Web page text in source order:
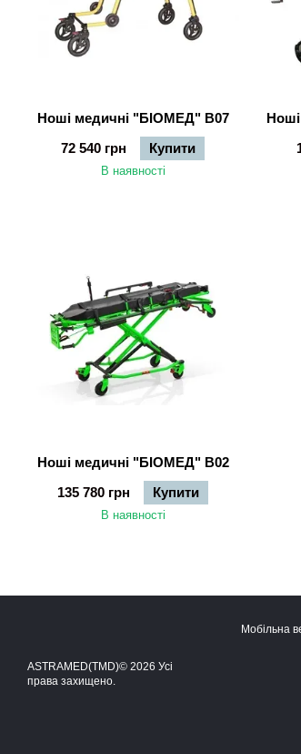
Ноші медичні "БІОМЕД" B07
72 540 грн
Купити
В наявності
Ноші медичні "БІОМЕД" B02
135 780 грн
Купити
В наявності
ASTRAMED(TMD)© 2026 Усі
права захищено.
Мобільна